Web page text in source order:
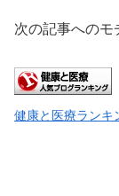
次の記事へのモ
健康と医療ランキ